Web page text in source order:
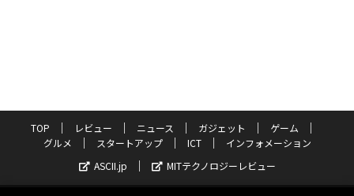
TOP レビュー ニュース ガジェット
ゲーム
グルメ
スタートアップ ICT
インフォメーション
ASCII.jp
MITテクノロジーレビュー